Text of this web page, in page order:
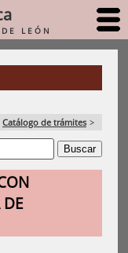
LEÓN
Catálogo de trámites >